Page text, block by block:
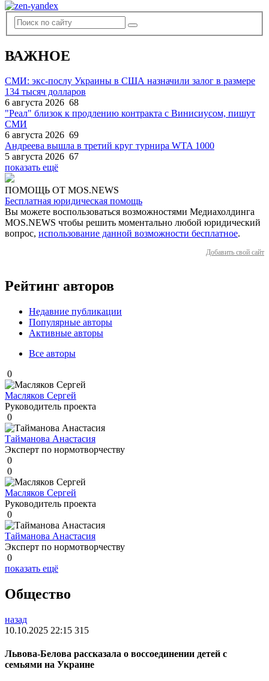
ВАЖНОЕ
СМИ: экс-послу Украины в США назначили залог в размере
134 тысяч долларов
6 августа 2026 68
"Реал" близок к продлению контракта с Винисиусом, пишут
СМИ
6 августа 2026 69
Андреева вышла в третий круг турнира WTA 1000
5 августа 2026 67
показать ещё
ПОМОЩЬ ОТ MOS.NEWS
Бесплатная юридическая помощь
Вы можете воспользоваться возможностями Медиахолдинга
MOS.NEWS чтобы решить моментально любой юридический
вопрос, использование данной возможности бесплатное.
Добавить свой сайт
Рейтинг авторов
Недавние публикации
Популярные авторы
Активные авторы
Все авторы
0
Масляков Сергей
Руководитель проекта
0
Тайманова Анастасия
Эксперт по нормотворчеству
0
0
Масляков Сергей
Руководитель проекта
0
Тайманова Анастасия
Эксперт по нормотворчеству
0
показать ещё
Общество
назад
10.10.2025 22:15 315
Львова-Белова рассказала о воссоединении детей с
семьями на Украине